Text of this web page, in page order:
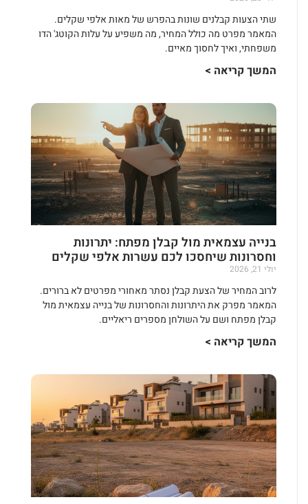
שתי הצעות קבלנים שונות בהפרש של מאות אלפי שקלים.
המאמר מפרט מה כולל המחיר, מה משפיע על עלות הקוטג' הדו
משפחתי, ואיך לחסוך מאיים.
המשך קריאה >
בנייה עצמאית מול קבלן מפתח: יתרונות
וחסרונות שיחסכו לכם עשרות אלפי שקלים
יולי 21, 2026
לרוב המחיר של הצעת קבלן נסתר מאחורי מפרטים לא ברורים.
המאמר מפרק את היתרונות והחסרונות של בנייה עצמאית מול
קבלן מפתח ושם על השולחן מספרים ריאליים.
המשך קריאה >